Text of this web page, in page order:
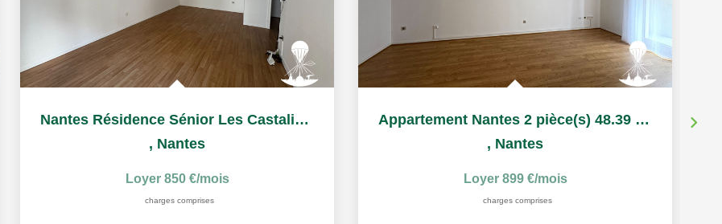
Nantes Résidence Sénior Les Castalies T2 à louer
, Nantes
Loyer 850 €/mois
charges comprises
Appartement Nantes 2 pièce(s) 48.39 m2
, Nantes
Loyer 899 €/mois
charges comprises